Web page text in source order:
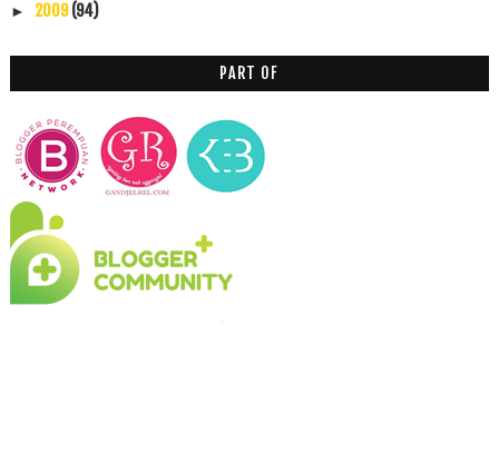
► 2009(94)
PART OF